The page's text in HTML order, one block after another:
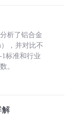
析了铝合金
，并对比不
1标准和行业
。
解